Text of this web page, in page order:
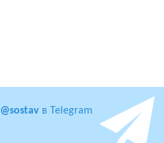
@sostav в Telegram